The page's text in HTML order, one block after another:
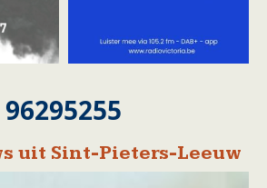
96295255
uit Sint-Pieters-Leeuw